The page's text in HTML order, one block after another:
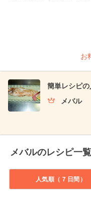
お
簡単レシピ
メバル
メバルのレシピ一
人気順（７日間）